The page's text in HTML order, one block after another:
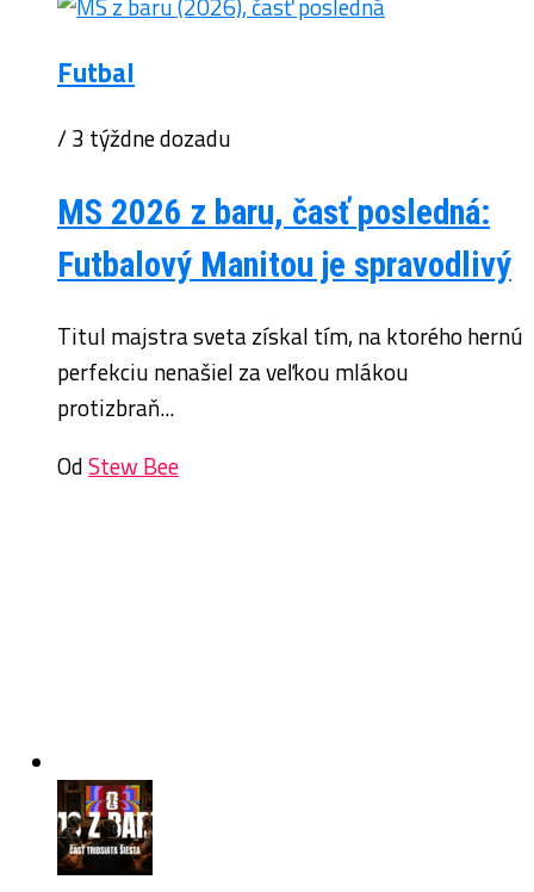
Futbal
/ 3 týždne dozadu
MS 2026 z baru, časť posledná:
Futbalový Manitou je spravodlivý
Titul majstra sveta získal tím, na ktorého hernú
perfekciu nenašiel za veľkou mlákou
protizbraň...
OdStew Bee